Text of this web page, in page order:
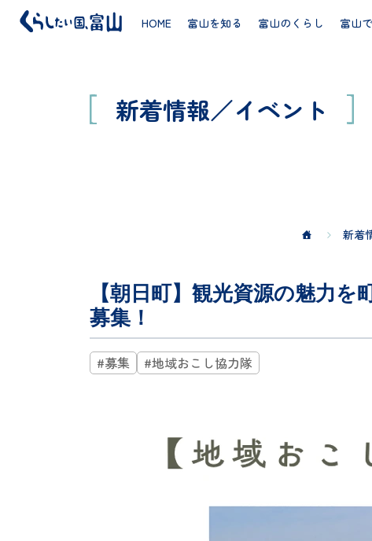
HOME 富山を知る 富山のくらし 富山
新着情報／イベント
新着
【朝日町】観光資源の魅力
募集！
#募集 #地域おこし協力隊